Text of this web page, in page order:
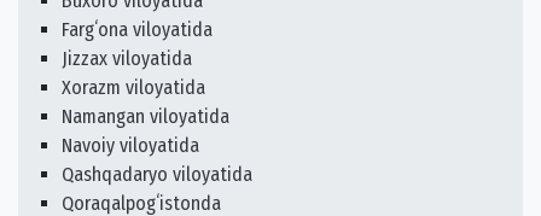
Fargʻona viloyatida
Jizzax viloyatida
Xorazm viloyatida
Namangan viloyatida
Navoiy viloyatida
Qashqadaryo viloyatida
Qoraqalpogʻistonda